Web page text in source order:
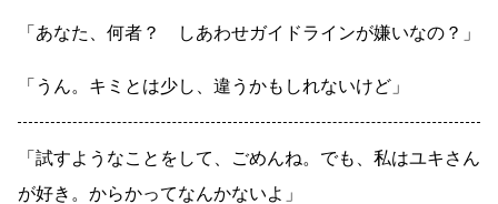
「あなた、何者？ しあわせガイドラインが嫌いなの？」
「うん。キミとは少し、違うかもしれないけど」
「試すようなことをして、ごめんね。でも、私はユキさん
が好き。からかってなんかないよ」